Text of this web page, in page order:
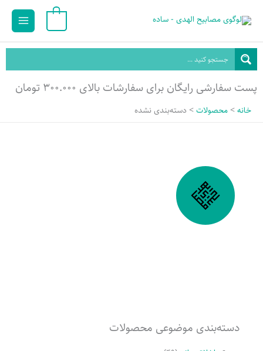
محتوا
Main
پست سفارشی رایگان برای سفارشات بالای ۳۰۰.۰۰۰ تومان
خانه محصولات دسته‌بندی نشده
دسته‌بندی موضوعی محصولات